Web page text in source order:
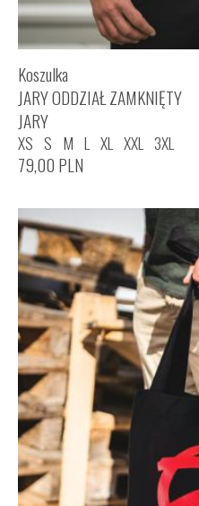
Koszulka
JARY ODDZIAŁ ZAMKNIĘTY
JARY
XS S M L XL XXL 3XL
79,00 PLN